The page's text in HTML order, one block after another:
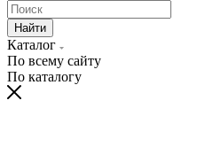
Найти
Каталог
По всему сайту
По каталогу